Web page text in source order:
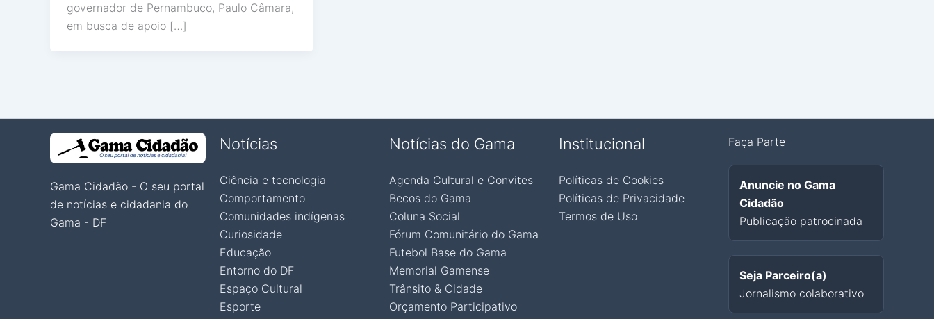
governador de Pernambuco, Paulo Câmara,
em busca de apoio […]
Gama Cidadão - O seu portal
de notícias e cidadania do
Gama - DF
Notícias
Ciência e tecnologia
Comportamento
Comunidades indígenas
Curiosidade
Educação
Entorno do DF
Espaço Cultural
Esporte
Notícias do Gama
Agenda Cultural e Convites
Becos do Gama
Coluna Social
Fórum Comunitário do Gama
Futebol Base do Gama
Memorial Gamense
Trânsito & Cidade
Orçamento Participativo
Institucional
Políticas de Cookies
Políticas de Privacidade
Termos de Uso
Faça Parte
Anuncie no Gama
Cidadão
Publicação patrocinada
Seja Parceiro(a)
Jornalismo colaborativo